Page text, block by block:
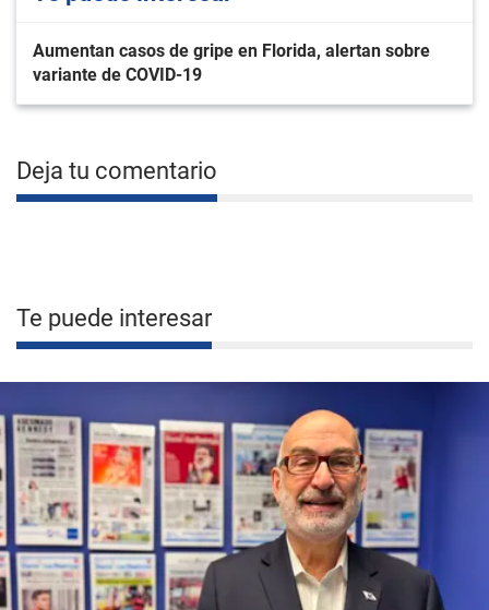
Aumentan casos de gripe en Florida, alertan sobre
variante de COVID-19
Deja tu comentario
Te puede interesar